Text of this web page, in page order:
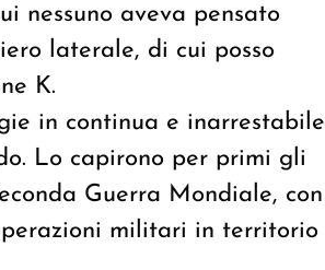
nessuno aveva pensato
laterale, di cui posso
K.
in continua e inarrestabile
Lo capirono per primi gli
Guerra Mondiale, con
militari in territorio